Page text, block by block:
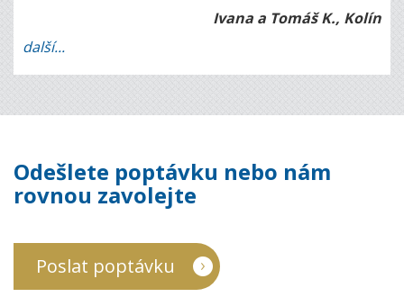
Ivana a Tomáš K., Kolín
další...
Odešlete poptávku nebo nám
rovnou zavolejte
Poslat poptávku